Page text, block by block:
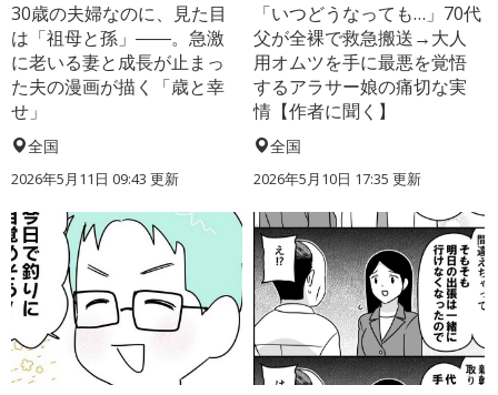
30歳の夫婦なのに、見た目
は「祖母と孫」――。急激
に老いる妻と成長が止まっ
た夫の漫画が描く「歳と幸
せ」
全国
2026年5月11日 09:43 更新
「いつどうなっても…」70代
父が全裸で救急搬送→大人
用オムツを手に最悪を覚悟
するアラサー娘の痛切な実
情【作者に聞く】
全国
2026年5月10日 17:35 更新